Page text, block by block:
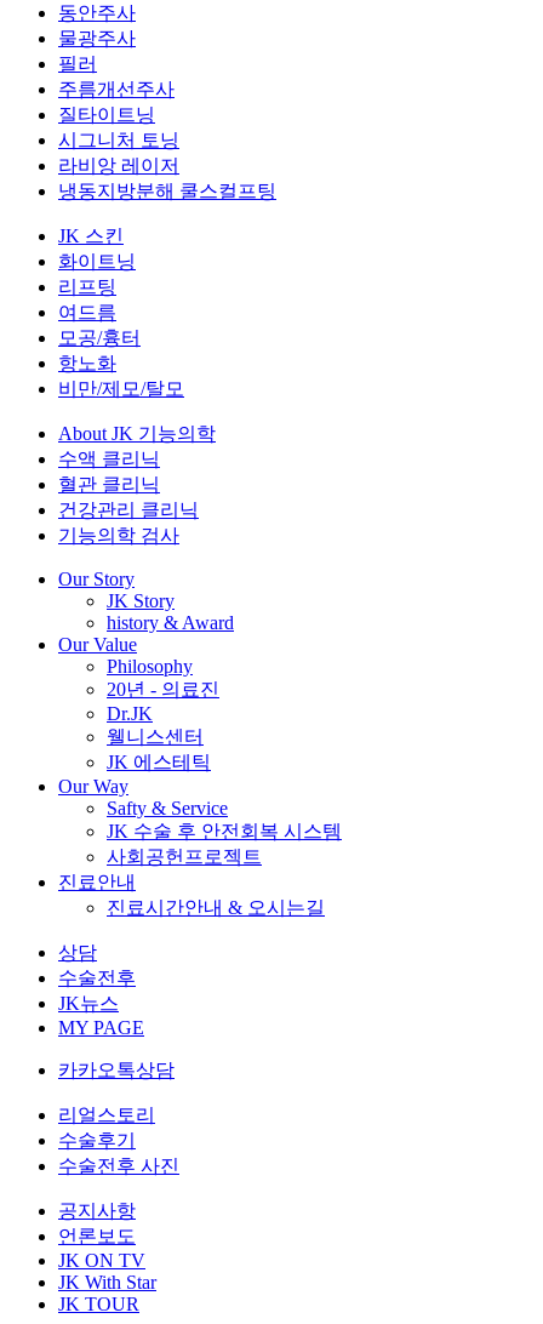
동안주사
물광주사
필러
주름개선주사
질타이트닝
시그니처 토닝
라비앙 레이저
냉동지방분해 쿨스컬프팅
JK 스킨
화이트닝
리프팅
여드름
모공/흉터
항노화
비만/제모/탈모
About JK 기능의학
수액 클리닉
혈관 클리닉
건강관리 클리닉
기능의학 검사
Our Story
JK Story
history & Award
Our Value
Philosophy
20년 - 의료진
Dr.JK
웰니스센터
JK 에스테틱
Our Way
Safty & Service
JK 수술 후 안전회복 시스템
사회공헌프로젝트
진료안내
진료시간안내 & 오시는길
상담
수술전후
JK뉴스
MY PAGE
카카오톡상담
리얼스토리
수술후기
수술전후 사진
공지사항
언론보도
JK ON TV
JK With Star
JK TOUR